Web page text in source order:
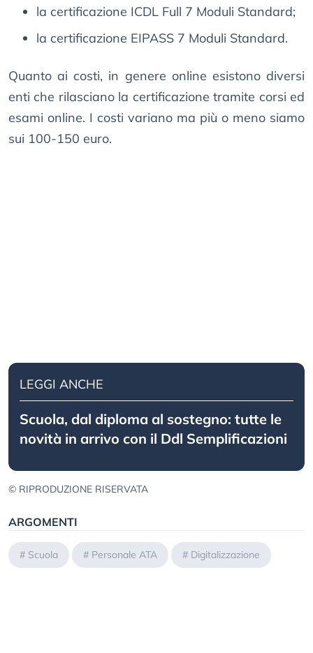
la certificazione ICDL Full 7 Moduli Standard;
la certificazione EIPASS 7 Moduli Standard.
Quanto ai costi, in genere online esistono diversi
enti che rilasciano la certificazione tramite corsi ed
esami online. I costi variano ma più o meno siamo
sui 100-150 euro.
LEGGI ANCHE
Scuola, dal diploma al sostegno: tutte le
novità in arrivo con il Ddl Semplificazioni
© RIPRODUZIONE RISERVATA
ARGOMENTI
# Scuola # Personale ATA # Digitalizzazione